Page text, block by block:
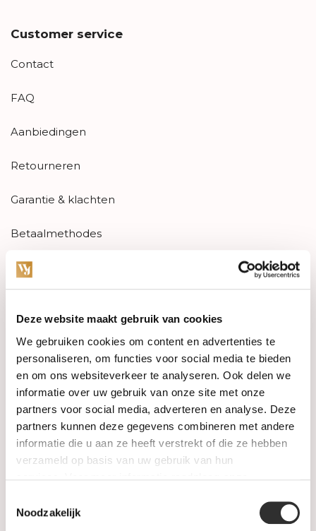
Deze website maakt gebruik van cookies
We gebruiken cookies om content en advertenties te
personaliseren, om functies voor social media te bieden
en om ons websiteverkeer te analyseren. Ook delen we
informatie over uw gebruik van onze site met onze
partners voor social media, adverteren en analyse. Deze
partners kunnen deze gegevens combineren met andere
informatie die u aan ze heeft verstrekt of die ze hebben
verzameld op basis van uw gebruik van hun
Noodzakelijk
Customer service
Contact
FAQ
Aanbiedingen
Retourneren
Garantie & klachten
Betaalmethodes
Sitemap
Categories
Watches
Jewellery
Wedding rings
PRE-OWNED
Maatwerk